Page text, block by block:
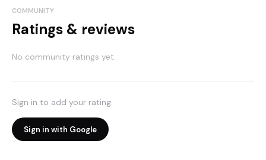
COMMUNITY
Ratings & reviews
No community ratings yet.
Sign in to add your rating.
Sign in with Google